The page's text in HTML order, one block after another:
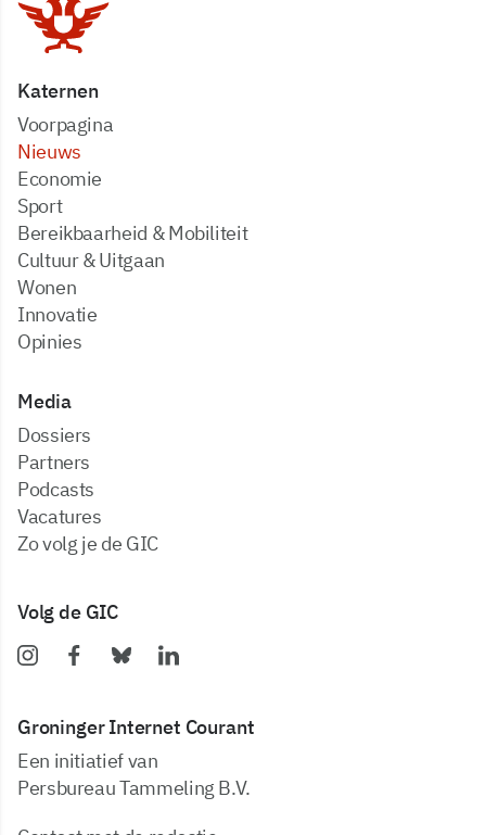
Katernen
Voorpagina
Nieuws
Economie
Sport
Bereikbaarheid & Mobiliteit
Cultuur & Uitgaan
Wonen
Innovatie
Opinies
Media
dossiers
partners
podcasts
vacatures
zo volg je de GIC
Volg de GIC
Groninger Internet Courant
Een initiatief van
Persbureau Tammeling B.V.